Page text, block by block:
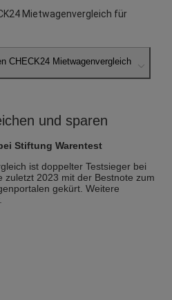
Mietwagenvergleich für
CHECK24 Mietwagenvergleich
und sparen
Stiftung Warentest
ist doppelter Testsieger bei
zuletzt 2023 mit der Bestnote zum
gekürt. Weitere